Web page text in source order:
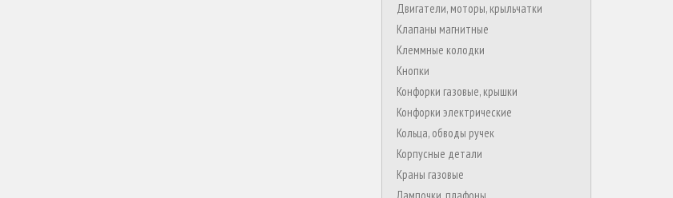
Двигатели, моторы, крыльчатки
Клапаны магнитные
Клеммные колодки
Кнопки
Конфорки газовые, крышки
Конфорки электрические
Кольца, обводы ручек
Корпусные детали
Краны газовые